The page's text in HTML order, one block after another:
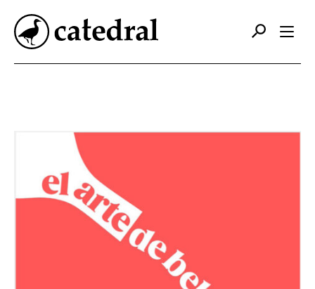
Autores
Foreign Rights
Contacto